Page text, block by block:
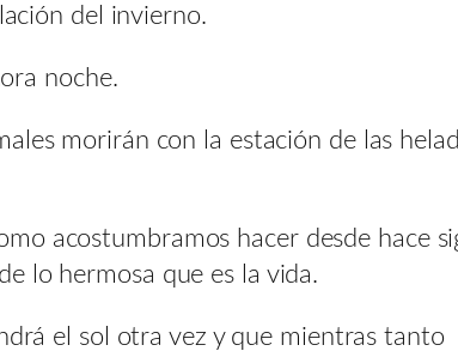
del invierno.
noche.
morirán con la estación de las
acostumbramos hacer desde hace
lo hermosa que es la vida.
el sol otra vez y que mientras tanto